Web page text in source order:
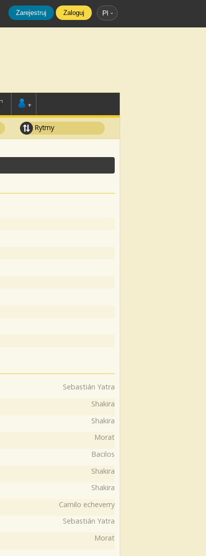
Zarejestruj Zaloguj Pl
+
Rytmy
Sebastián Yatra
Shakira
Shakira
Morat
Bacilos
Shakira
Shakira
Camilo echeverry
Sebastián Yatra
Morat